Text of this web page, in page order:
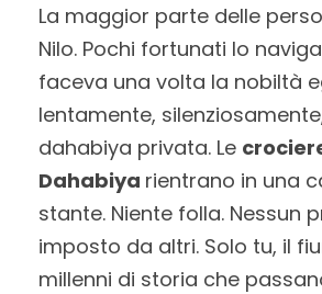
La maggior parte delle
Nilo. Pochi fortunati lo
faceva una volta la nobiltà
lentamente,
dahabiya privata. Le
Dahabiya rientrano in una
stante. Niente folla. Nessun
imposto da altri. Solo tu, il
millenni di storia che